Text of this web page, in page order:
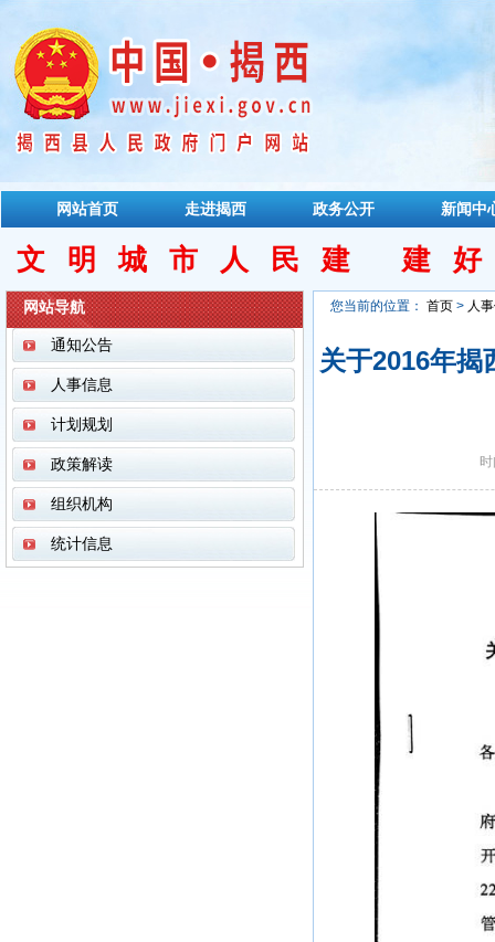
网站首页 走进揭西 政务公开 新闻中
文明城市人民建 建
网站导航
通知公告
人事信息
计划规划
政策解读
组织机构
统计信息
您当前的位置： 首页 > 人
关于2016年揭